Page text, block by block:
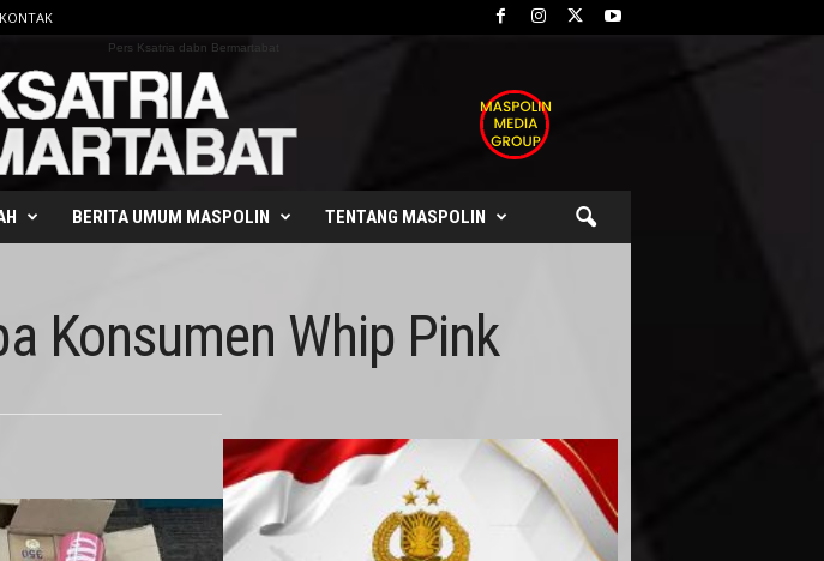
KONTAK
Pers Ksatria dabn Bermartabat
BERITA UMUM MASPOLIN TENTANG MASPOLIN
Konsumen Whip Pink